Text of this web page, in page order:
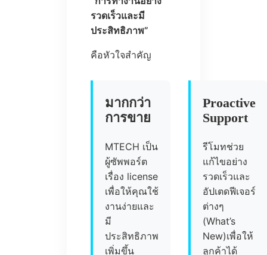
รวดเร็วและมี
ประสิทธิภาพ”
คือหัวใจสำคัญ
มากกว่า
การขาย
MTECH เป็น
ผู้ซัพพอร์ต
เรื่อง license
เพื่อให้คุณใช้
งานง่ายและ
มี
ประสิทธิภาพ
เพิ่มขึ้น
Proactive
Support
รีโมทช่วย
แก้ไขอย่าง
รวดเร็วและ
อัปเตดฟีเจอร์
ต่างๆ
(What’s
New)เพื่อให้
ลูกค้าได้